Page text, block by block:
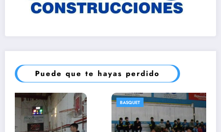
Puede que te hayas perdido
BASQUET